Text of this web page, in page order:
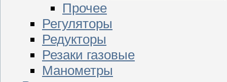
Прочее
Регуляторы
Редукторы
Резаки газовые
Манометры